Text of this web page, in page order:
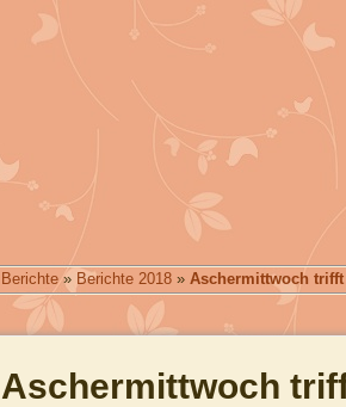
Berichte » Berichte 2018 »Aschermittwoch
Aschermittwoch